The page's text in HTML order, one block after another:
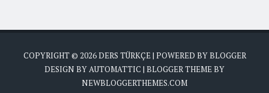
COPYRIGHT © 2026DERS TÜRKÇE| POWERED BYBLOGGER
DESIGN BYAUTOMATTIC | BLOGGER THEME BY
NEWBLOGGERTHEMES.COM